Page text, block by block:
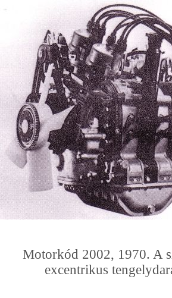
Motorkód 2002, 1970. A
excentrikus